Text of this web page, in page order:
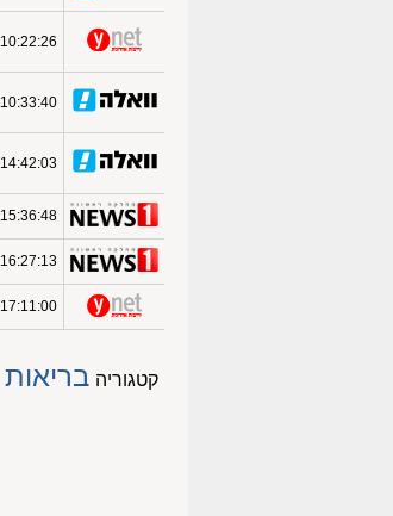
10:22:26
10:33:40
14:42:03
15:36:48
16:27:13
17:11:00
קטגוריה בריאות